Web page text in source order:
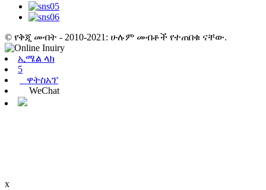
© የቅጂ መብት - 2010-2021: ሁሉም መብቶች የተጠበቁ ናቸው.
ኢሜል ላክ
5
ዋትስአፕ
WeChat
x